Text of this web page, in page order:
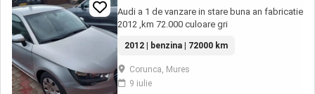
Audi a 1 de vanzare in stare buna an fabricatie
2012 ,km 72.000 culoare gri
2012 | benzina | 72000 km
Corunca, Mures
9 iulie